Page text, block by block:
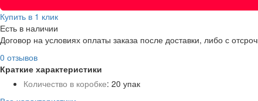
Купить в 1 клик
Есть в наличии
Договор на условиях оплаты заказа после доставки, либо с
0 отзывов
Краткие характеристики
Количество в коробке: 20 упак